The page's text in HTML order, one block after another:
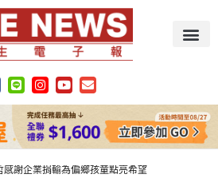
感謝企業捐輸為偏鄉孩童點亮希望